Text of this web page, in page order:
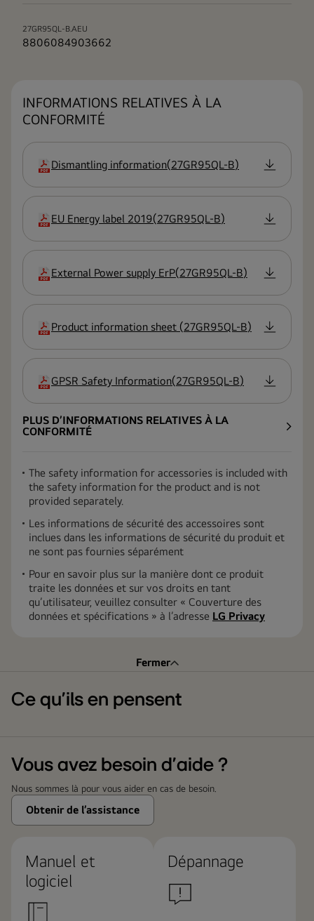
27GR95QL-B.AEU
8806084903662
INFORMATIONS RELATIVES À LA
CONFORMITÉ
extension
Dismantling information(27GR95QL-B)
extension
EU Energy label 2019(27GR95QL-B)
extension
External Power supply ErP(27GR95QL-B)
extension
Product information sheet (27GR95QL-B)
extension
GPSR Safety Information(27GR95QL-B)
PLUS D’INFORMATIONS RELATIVES À LA
CONFORMITÉ
The safety information for accessories is included with
the safety information for the product and is not
provided separately.
Les informations de sécurité des accessoires sont
inclues dans les informations de sécurité du produit et
ne sont pas fournies séparément
Pour en savoir plus sur la manière dont ce produit
traite les données et sur vos droits en tant
qu’utilisateur, veuillez consulter « Couverture des
données et spécifications » à l’adresse LG Privacy
Fermer
Ce qu’ils en pensent
Vous avez besoin d’aide ?
Nous sommes là pour vous aider en cas de besoin.
Obtenir de l’assistance
Manuel et
logiciel
Dépannage